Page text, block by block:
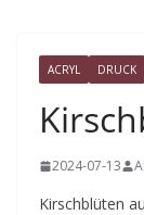
ACRYL DRUCK
2024-07-13
Kirschblüten